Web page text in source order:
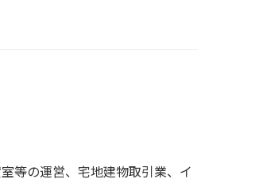
等の運営、宅地建物取引業、イ